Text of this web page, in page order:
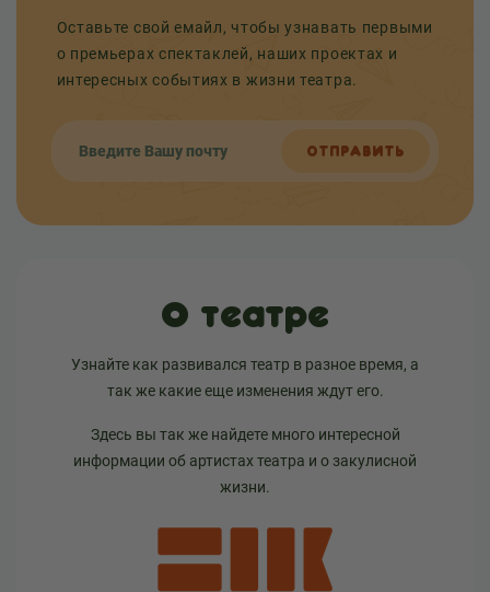
Оставьте свой емайл, чтобы узнавать первыми
о премьерах спектаклей, наших проектах и
интересных событиях в жизни театра.
ОТПРАВИТЬ
О театре
Узнайте как развивался театр в разное время, а
так же какие еще изменения ждут его.
Здесь вы так же найдете много интересной
информации об артистах театра и о закулисной
жизни.